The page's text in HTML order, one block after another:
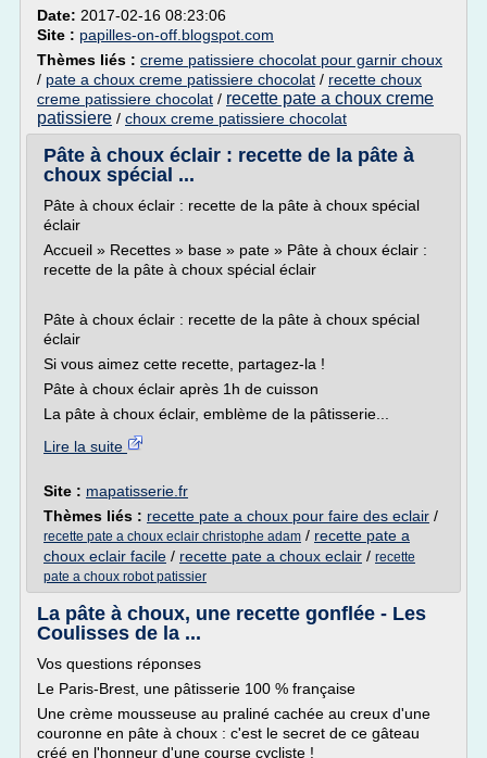
Date: 2017-02-16 08:23:06
Site : papilles-on-off.blogspot.com
Thèmes liés : creme patissiere chocolat pour garnir choux
/ pate a choux creme patissiere chocolat / recette choux
creme patissiere chocolat / recette pate a choux creme
patissiere / choux creme patissiere chocolat
Pâte à choux éclair : recette de la pâte à
choux spécial ...
Pâte à choux éclair : recette de la pâte à choux spécial
éclair
Accueil » Recettes » base » pate » Pâte à choux éclair :
recette de la pâte à choux spécial éclair
Pâte à choux éclair : recette de la pâte à choux spécial
éclair
Si vous aimez cette recette, partagez-la !
Pâte à choux éclair après 1h de cuisson
La pâte à choux éclair, emblème de la pâtisserie...
Lire la suite
Site : mapatisserie.fr
Thèmes liés : recette pate a choux pour faire des eclair /
recette pate a choux eclair christophe adam / recette pate a
choux eclair facile / recette pate a choux eclair / recette
pate a choux robot patissier
La pâte à choux, une recette gonflée - Les
Coulisses de la ...
Vos questions réponses
Le Paris-Brest, une pâtisserie 100 % française
Une crème mousseuse au praliné cachée au creux d'une
couronne en pâte à choux : c'est le secret de ce gâteau
créé en l'honneur d'une course cycliste !